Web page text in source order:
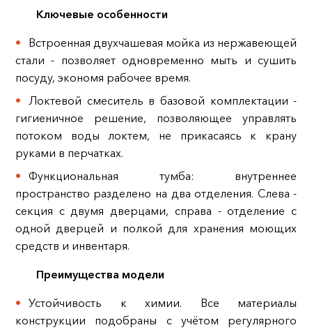
Ключевые особенности
Встроенная двухчашевая мойка из нержавеющей
стали - позволяет одновременно мыть и сушить
посуду, экономя рабочее время.
Локтевой смеситель в базовой комплектации -
гигиеничное решение, позволяющее управлять
потоком воды локтем, не прикасаясь к крану
руками в перчатках.
Функциональная тумба: внутреннее
пространство разделено на два отделения. Слева -
секция с двумя дверцами, справа - отделение с
одной дверцей и полкой для хранения моющих
средств и инвентаря.
Преимущества модели
Устойчивость к химии. Все материалы
конструкции подобраны с учётом регулярного